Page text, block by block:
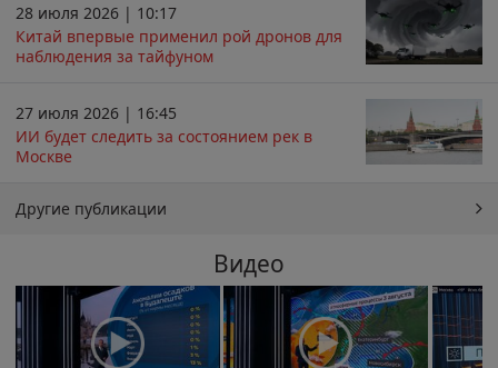
28 июля 2026 | 10:17
Китай впервые применил рой дронов для
наблюдения за тайфуном
27 июля 2026 | 16:45
ИИ будет следить за состоянием рек в
Москве
Другие публикации
Видео